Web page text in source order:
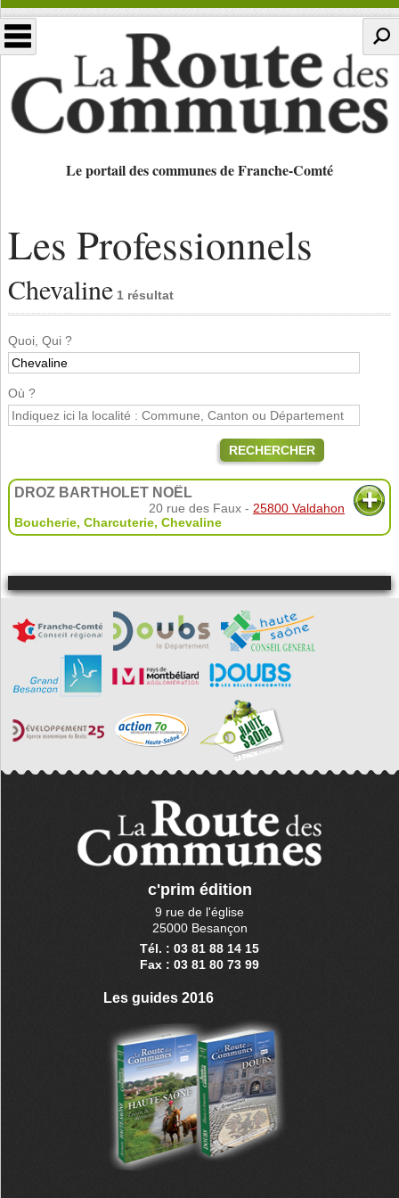
Le portail des communes de Franche-Comté
Les Professionnels
Chevaline 1 résultat
Quoi, Qui ?
Où ?
RECHERCHER
DROZ BARTHOLET NOËL
20 rue des Faux - 25800 Valdahon
Boucherie, Charcuterie, Chevaline
c'prim édition
9 rue de l'église
25000 Besançon
Tél. : 03 81 88 14 15
Fax : 03 81 80 73 99
Les guides 2016